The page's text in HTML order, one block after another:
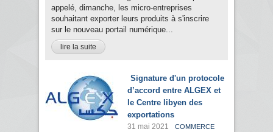
appelé, dimanche, les micro-entreprises
souhaitant exporter leurs produits à s'inscrire
sur le nouveau portail numérique...
lire la suite
Signature d'un protocole
d’accord entre ALGEX et
le Centre libyen des
exportations
31 mai 2021 COMMERCE